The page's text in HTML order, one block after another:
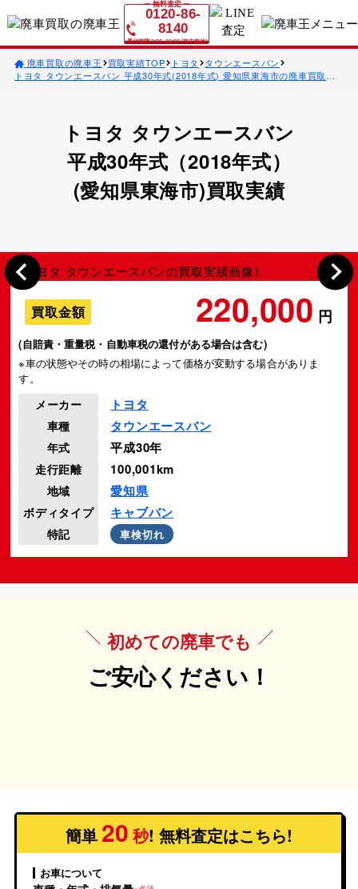
無料査定
0120-86-
8140
受付時間 9:00~22:00 (年中無休)
廃車買取の廃車王 買取実績TOP トヨタ
タウンエースバン
トヨタ タウンエースバン 平成30年式(2018年式) 愛知県東海市の廃車買取事
トヨタ タウンエースバン
平成30年式（2018年式）
(愛知県東海市)買取実績
買取金額 220,000 円
(自賠責・重量税・自動車税の還付がある場合は含む)
※車の状態やその時の相場によって価格が変動する場合がありま
す。
メーカー トヨタ
車種 タウンエースバン
年式 平成30年
走行距離 100,001km
地域 愛知県
ボディタイプ キャブバン
特記 車検切れ
初めての廃車でも
ご安心ください！
簡単 20 秒! 無料査定はこちら!
お車について